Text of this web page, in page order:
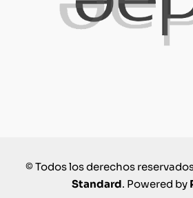
© Todos los derechos
Standard. Powered by